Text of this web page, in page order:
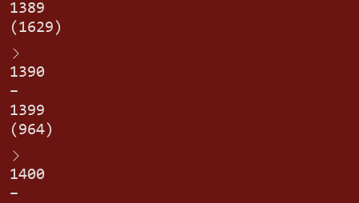
1389
(1629)
1390
–
1399
(964)
1400
–